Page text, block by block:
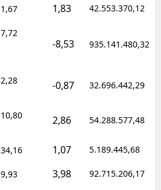
1,67 1,83 42.553.370,12
7,72
-8,53 935.141.480,32
2,28 -0,87 32.696.442,29
10,80 2,86 54.288.577,48
34,16 1,07 5.189.445,68
9,93 3,98 92.715.206,17